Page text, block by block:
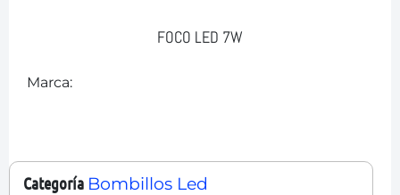
FOCO LED 7W
Marca:
Categoría Bombillos Led